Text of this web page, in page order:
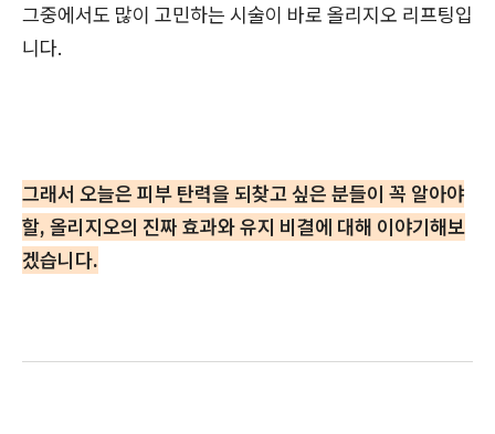
그중에서도 많이 고민하는 시술이 바로 올리지오 리프팅입
니다.
그래서 오늘은 피부 탄력을 되찾고 싶은 분들이 꼭 알아야
할, 올리지오의 진짜 효과와 유지 비결에 대해 이야기해보
겠습니다.